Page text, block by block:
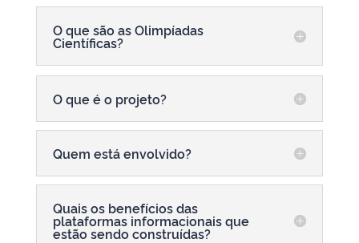
O que são as Olimpíadas
Científicas?
O que é o projeto?
Quem está envolvido?
Quais os benefícios das
plataformas informacionais que
estão sendo construídas?